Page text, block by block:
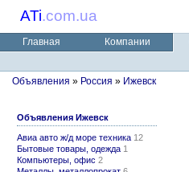
ATi.com.ua
Главная Компании
Объявления » Россия » Ижевск
Объявления Ижевск
Авиа авто ж/д море техника 12
Бытовые товары, одежда 1
Компьютеры, офис 2